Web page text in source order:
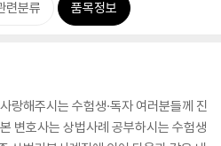
련분류 품목정보
랑해주시는 수험생·독자 여러분들께 진
변호사는 상법사례 공부하시는 수험생